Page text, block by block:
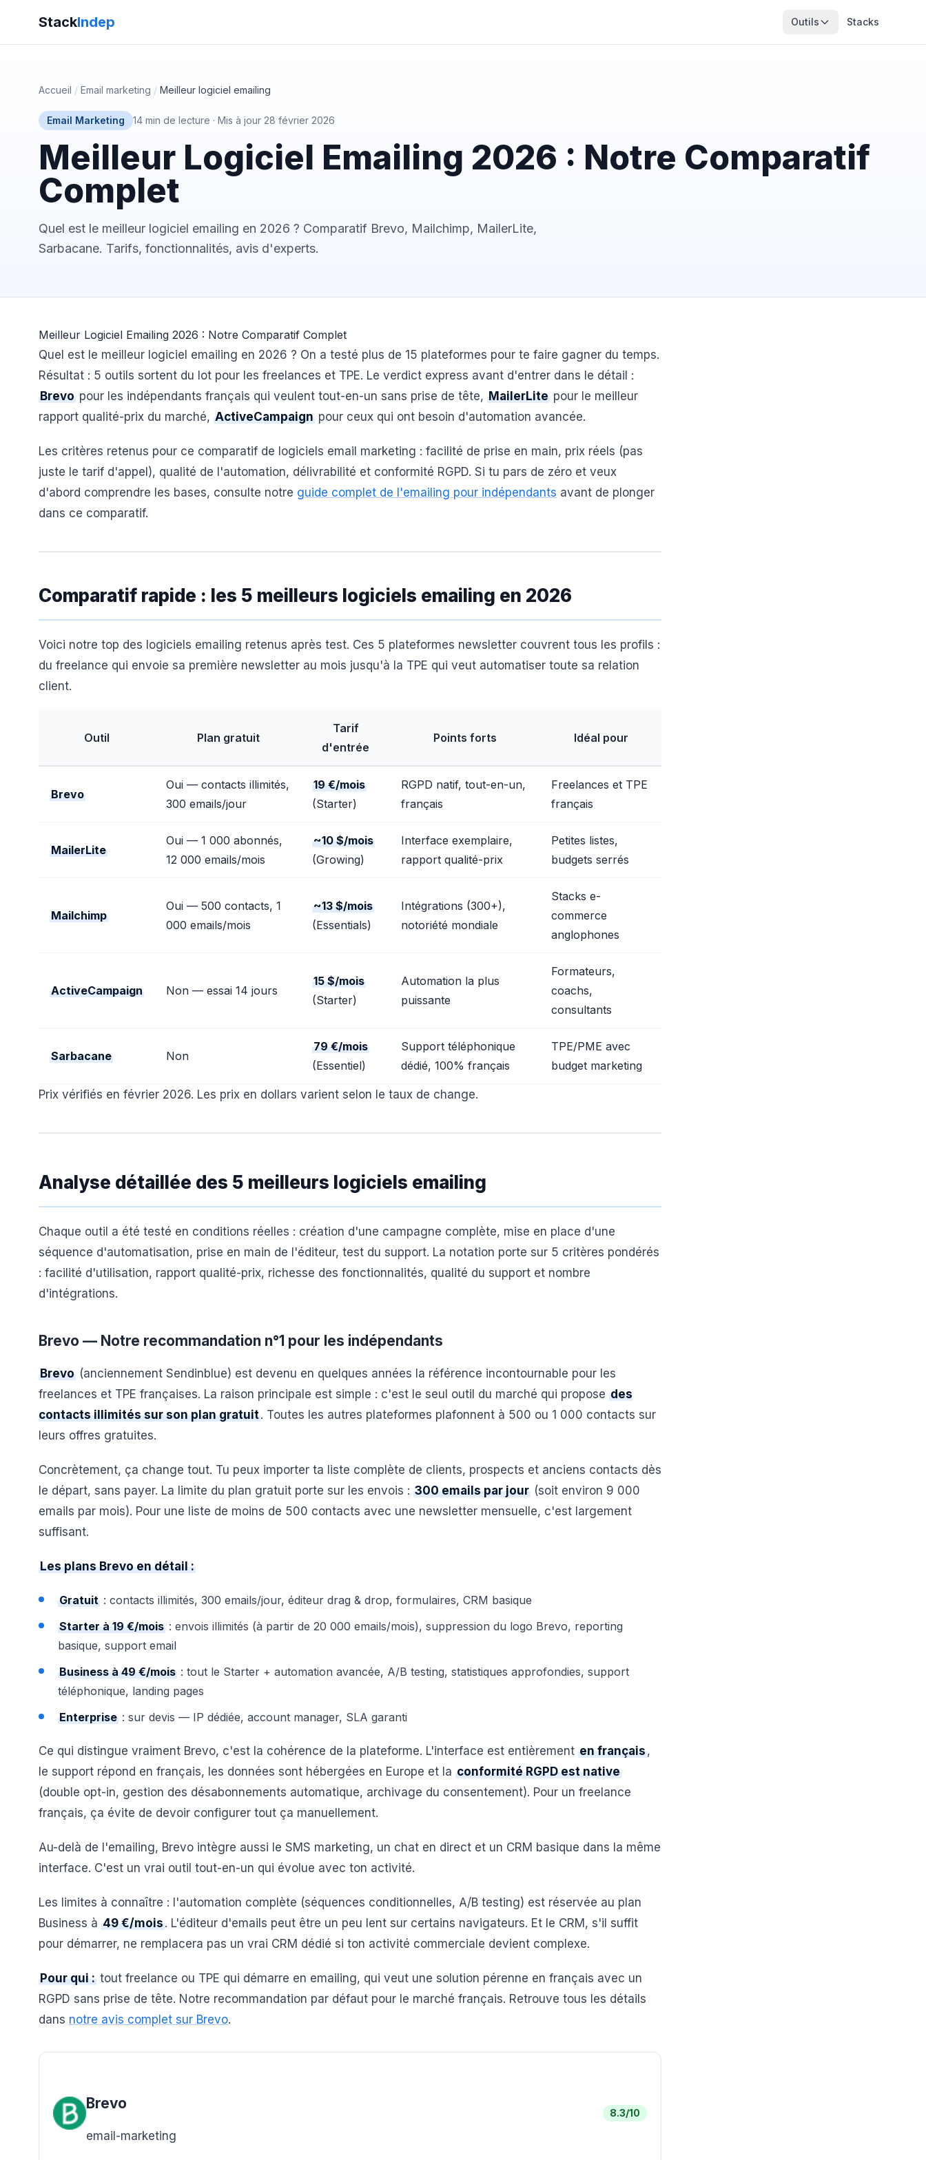
StackIndep Outils Stacks
Accueil / Email marketing / Meilleur logiciel emailing
Email Marketing 14 min de lecture · Mis à jour 28 février 2026
Meilleur Logiciel Emailing 2026 : Notre Comparatif
Complet
Quel est le meilleur logiciel emailing en 2026 ? Comparatif Brevo, Mailchimp, MailerLite,
Sarbacane. Tarifs, fonctionnalités, avis d'experts.
Meilleur Logiciel Emailing 2026 : Notre Comparatif Complet
Quel est le meilleur logiciel emailing en 2026 ? On a testé plus de 15 plateformes pour te faire gagner du temps.
Résultat : 5 outils sortent du lot pour les freelances et TPE. Le verdict express avant d'entrer dans le détail :
Brevo pour les indépendants français qui veulent tout-en-un sans prise de tête, MailerLite pour le meilleur
rapport qualité-prix du marché, ActiveCampaign pour ceux qui ont besoin d'automation avancée.
Les critères retenus pour ce comparatif de logiciels email marketing : facilité de prise en main, prix réels (pas
juste le tarif d'appel), qualité de l'automation, délivrabilité et conformité RGPD. Si tu pars de zéro et veux
d'abord comprendre les bases, consulte notre guide complet de l'emailing pour indépendants avant de plonger
dans ce comparatif.
Comparatif rapide : les 5 meilleurs logiciels emailing en 2026
Voici notre top des logiciels emailing retenus après test. Ces 5 plateformes newsletter couvrent tous les profils :
du freelance qui envoie sa première newsletter au mois jusqu'à la TPE qui veut automatiser toute sa relation
client.
Outil Plan gratuit
Tarif
d'entrée
Points forts Idéal pour
Brevo
Oui — contacts illimités,
300 emails/jour
19 €/mois
(Starter)
RGPD natif, tout-en-un,
français
Freelances et TPE
français
MailerLite
Oui — 1 000 abonnés,
12 000 emails/mois
~10 $/mois
(Growing)
Interface exemplaire,
rapport qualité-prix
Petites listes,
budgets serrés
Mailchimp
Oui — 500 contacts, 1
000 emails/mois
~13 $/mois
(Essentials)
Intégrations (300+),
notoriété mondiale
Stacks e-
commerce
anglophones
ActiveCampaign Non — essai 14 jours
15 $/mois
(Starter)
Automation la plus
puissante
Formateurs,
coachs,
consultants
Sarbacane Non
79 €/mois
(Essentiel)
Support téléphonique
dédié, 100% français
TPE/PME avec
budget marketing
Prix vérifiés en février 2026. Les prix en dollars varient selon le taux de change.
Analyse détaillée des 5 meilleurs logiciels emailing
Chaque outil a été testé en conditions réelles : création d'une campagne complète, mise en place d'une
séquence d'automatisation, prise en main de l'éditeur, test du support. La notation porte sur 5 critères pondérés
: facilité d'utilisation, rapport qualité-prix, richesse des fonctionnalités, qualité du support et nombre
d'intégrations.
Brevo — Notre recommandation n°1 pour les indépendants
Brevo (anciennement Sendinblue) est devenu en quelques années la référence incontournable pour les
freelances et TPE françaises. La raison principale est simple : c'est le seul outil du marché qui propose des
contacts illimités sur son plan gratuit. Toutes les autres plateformes plafonnent à 500 ou 1 000 contacts sur
leurs offres gratuites.
Concrètement, ça change tout. Tu peux importer ta liste complète de clients, prospects et anciens contacts dès
le départ, sans payer. La limite du plan gratuit porte sur les envois : 300 emails par jour (soit environ 9 000
emails par mois). Pour une liste de moins de 500 contacts avec une newsletter mensuelle, c'est largement
suffisant.
Les plans Brevo en détail :
Gratuit : contacts illimités, 300 emails/jour, éditeur drag & drop, formulaires, CRM basique
Starter à 19 €/mois : envois illimités (à partir de 20 000 emails/mois), suppression du logo Brevo, reporting
basique, support email
Business à 49 €/mois : tout le Starter + automation avancée, A/B testing, statistiques approfondies, support
téléphonique, landing pages
Enterprise : sur devis — IP dédiée, account manager, SLA garanti
Ce qui distingue vraiment Brevo, c'est la cohérence de la plateforme. L'interface est entièrement en français,
le support répond en français, les données sont hébergées en Europe et la conformité RGPD est native
(double opt-in, gestion des désabonnements automatique, archivage du consentement). Pour un freelance
français, ça évite de devoir configurer tout ça manuellement.
Au-delà de l'emailing, Brevo intègre aussi le SMS marketing, un chat en direct et un CRM basique dans la même
interface. C'est un vrai outil tout-en-un qui évolue avec ton activité.
Les limites à connaître : l'automation complète (séquences conditionnelles, A/B testing) est réservée au plan
Business à 49 €/mois. L'éditeur d'emails peut être un peu lent sur certains navigateurs. Et le CRM, s'il suffit
pour démarrer, ne remplacera pas un vrai CRM dédié si ton activité commerciale devient complexe.
Pour qui : tout freelance ou TPE qui démarre en emailing, qui veut une solution pérenne en français avec un
RGPD sans prise de tête. Notre recommandation par défaut pour le marché français. Retrouve tous les détails
dans notre avis complet sur Brevo.
Brevo
email-marketing
8.3/10